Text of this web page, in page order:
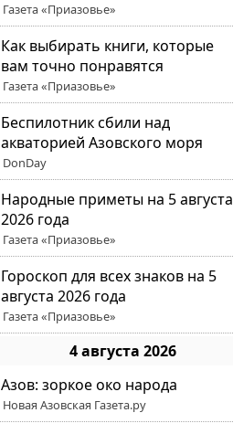
Газета «Приазовье»
Как выбирать книги, которые
вам точно понравятся
Газета «Приазовье»
Беспилотник сбили над
акваторией Азовского моря
DonDay
Народные приметы на 5 августа
2026 года
Газета «Приазовье»
Гороскоп для всех знаков на 5
августа 2026 года
Газета «Приазовье»
4 августа 2026
Азов: зоркое око народа
Новая Азовская Газета.ру